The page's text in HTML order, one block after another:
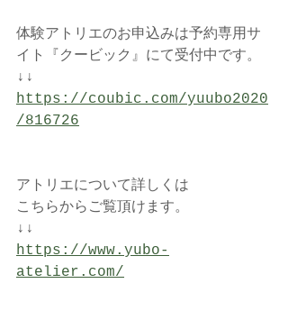
体験アトリエのお申込みは予約専用サ
イト『クービック』にて受付中です。
↓↓
https://coubic.com/yuubo2020
/816726
アトリエについて詳しくは
こちらからご覧頂けます。
↓↓
https://www.yubo-
atelier.com/